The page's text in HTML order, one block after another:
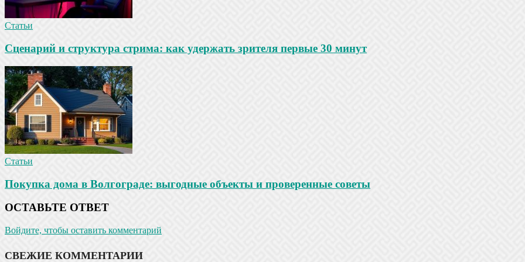
Статьи
Сценарий и структура стрима: как удержать зрителя первые 30 минут
Статьи
Покупка дома в Волгограде: выгодные объекты и проверенные советы
ОСТАВЬТЕ ОТВЕТ
Войдите, чтобы оставить комментарий
СВЕЖИЕ КОММЕНТАРИИ